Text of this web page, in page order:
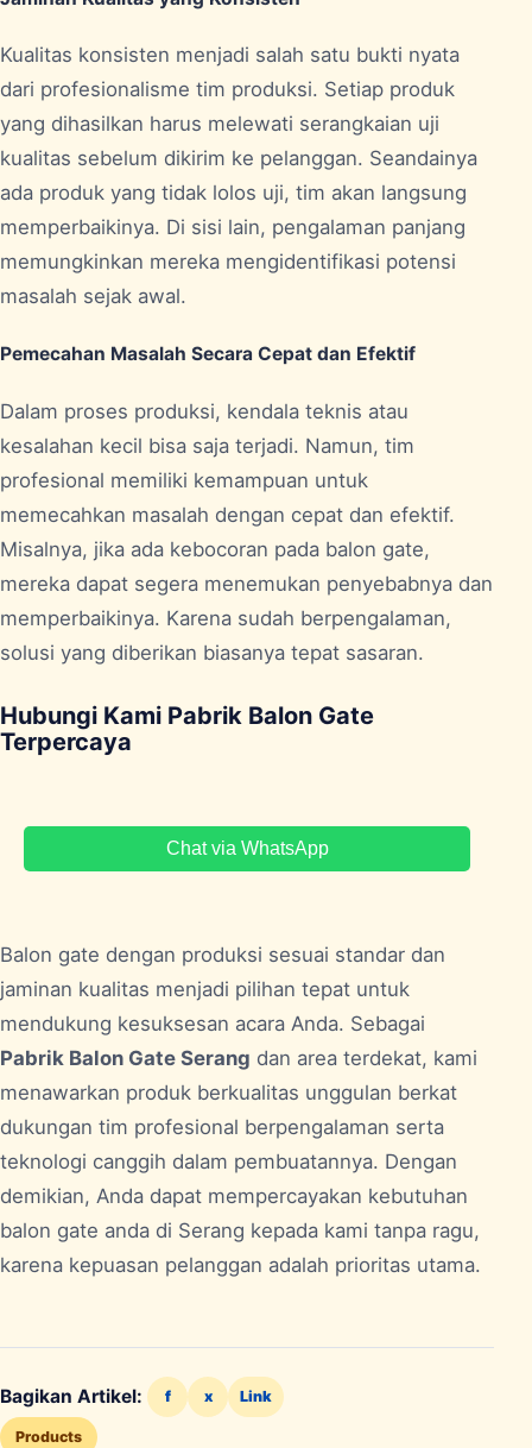
Kualitas konsisten menjadi salah satu bukti nyata
dari profesionalisme tim produksi. Setiap produk
yang dihasilkan harus melewati serangkaian uji
kualitas sebelum dikirim ke pelanggan. Seandainya
ada produk yang tidak lolos uji, tim akan langsung
memperbaikinya. Di sisi lain, pengalaman panjang
memungkinkan mereka mengidentifikasi potensi
masalah sejak awal.
Pemecahan Masalah Secara Cepat dan Efektif
Dalam proses produksi, kendala teknis atau
kesalahan kecil bisa saja terjadi. Namun, tim
profesional memiliki kemampuan untuk
memecahkan masalah dengan cepat dan efektif.
Misalnya, jika ada kebocoran pada balon gate,
mereka dapat segera menemukan penyebabnya dan
memperbaikinya. Karena sudah berpengalaman,
solusi yang diberikan biasanya tepat sasaran.
Hubungi Kami Pabrik Balon Gate
Terpercaya
Chat via WhatsApp
Balon gate dengan produksi sesuai standar dan
jaminan kualitas menjadi pilihan tepat untuk
mendukung kesuksesan acara Anda. Sebagai
Pabrik Balon Gate Serang dan area terdekat, kami
menawarkan produk berkualitas unggulan berkat
dukungan tim profesional berpengalaman serta
teknologi canggih dalam pembuatannya. Dengan
demikian, Anda dapat mempercayakan kebutuhan
balon gate anda di Serang kepada kami tanpa ragu,
karena kepuasan pelanggan adalah prioritas utama.
Bagikan Artikel: f x Link
Products